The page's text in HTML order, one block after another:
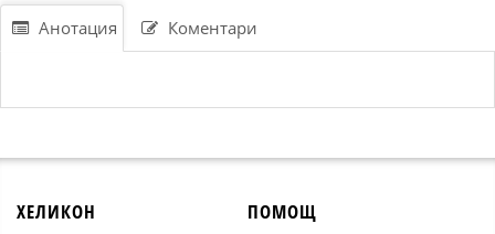
Анотация Коментари
ХЕЛИКОН ПОМОЩ